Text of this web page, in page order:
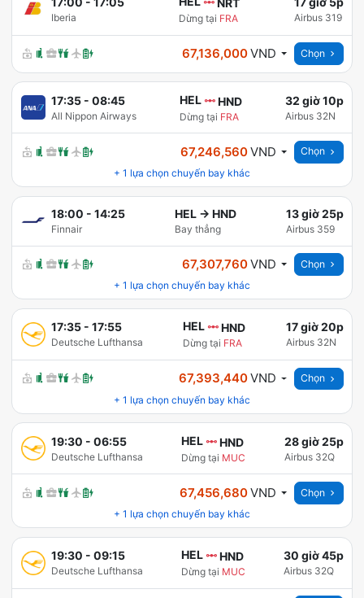
Iberia Dừng tại FRA Airbus 319
67,136,000VND Chọn
17:35- 08:45
All Nippon Airways
HEL HND
Dừng tại FRA
32 giờ 10p
Airbus 32N
67,246,560VND
Chọn
+ 1 lựa chọn chuyến bay khác
18:00 - 14:25
Finnair
HEL → HND
Bay thẳng
13 giờ 25p
Airbus 359
67,307,760VND
Chọn
+ 1 lựa chọn chuyến bay khác
17:35- 17:55
Deutsche Lufthansa
HEL HND
Dừng tại FRA
17 giờ 20p
Airbus 32N
67,393,440VND
Chọn
+ 1 lựa chọn chuyến bay khác
19:30 - 06:55
Deutsche Lufthansa
HEL HND
Dừng tại MUC
28 giờ 25p
Airbus 32Q
67,456,680VND
Chọn
+ 1 lựa chọn chuyến bay khác
19:30 - 09:15
Deutsche Lufthansa
HEL HND
Dừng tại MUC
30 giờ 45p
Airbus 32Q